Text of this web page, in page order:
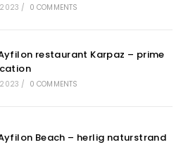
2023 / 0 COMMENTS
restaurant Karpaz – prime
2023 / 0 COMMENTS
Beach – herlig naturstrand